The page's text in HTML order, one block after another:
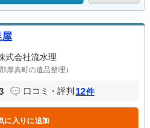
式会社流水理
厚真町の遺品整理）
口コミ・評判 12件
に入りに追加